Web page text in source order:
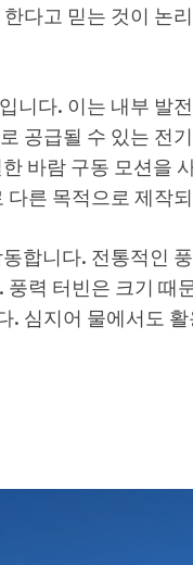
다고 믿는 것이 논
니다. 이는 내부 발
공급될 수 있는 전
바람 구동 모션을
른 목적으로 제작
합니다. 전통적인
력 터빈은 크기 때
심지어 물에서도